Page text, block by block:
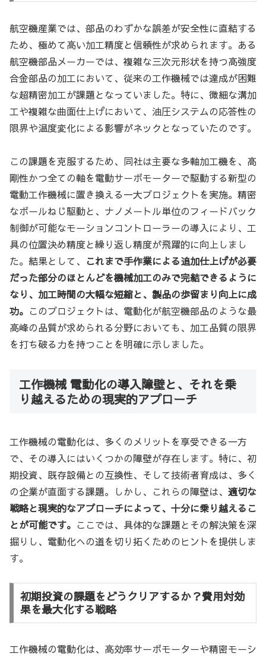
航空機産業では、部品のわずかな誤差が安全性に直結する
ため、極めて高い加工精度と信頼性が求められます。ある
航空機部品メーカーでは、複雑な三次元形状を持つ高強度
合金部品の加工において、従来の工作機械では達成が困難
な超精密加工が課題となっていました。特に、微細な溝加
工や複雑な曲面仕上げにおいて、油圧システムの応答性の
限界や温度変化による影響がネックとなっていたのです。
この課題を克服するため、同社は主要な多軸加工機を、高
剛性かつ全ての軸を電動サーボモーターで駆動する新型の
電動工作機械に置き換える一大プロジェクトを実施。精密
なボールねじ駆動と、ナノメートル単位のフィードバック
制御が可能なモーションコントローラーの導入により、工
具の位置決め精度と繰り返し精度が飛躍的に向上しまし
た。結果として、 これまで手作業による追加仕上げが必要
だった部分のほとんどを機械加工のみで完結できるように
なり、加工時間の大幅な短縮と、製品の歩留まり向上に成
功。 このプロジェクトは、電動化が航空機部品のような最
高峰の品質が求められる分野においても、加工品質の限界
を打ち破る力を持つことを明確に示しました。
工作機械 電動化の導入障壁と、それを乗
り越えるための現実的アプローチ
工作機械の電動化は、多くのメリットを享受できる一方
で、その導入にはいくつかの障壁が存在します。特に、初
期投資、既存設備との互換性、そして技術者育成は、多く
の企業が直面する課題。しかし、これらの障壁は、 適切な
戦略と現実的なアプローチによって、十分に乗り越えるこ
とが可能です。 ここでは、具体的な課題とその解決策を深
掘りし、電動化への道を切り拓くためのヒントを提供しま
す。
初期投資の課題をどうクリアするか？費用対効
果を最大化する戦略
工作機械の電動化は、高効率サーボモーターや精密モーシ